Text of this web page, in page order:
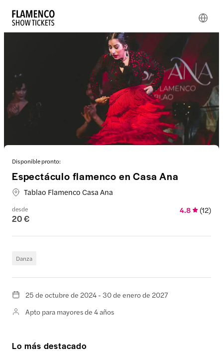
Disponible pronto:
Espectáculo flamenco en Casa Ana
Tablao Flamenco Casa Ana
desde
20 €
4.8 (12)
Danza
25 de octubre de 2024 - 30 de enero de 2027
Apto para mayores de 4 años
Lo más destacado